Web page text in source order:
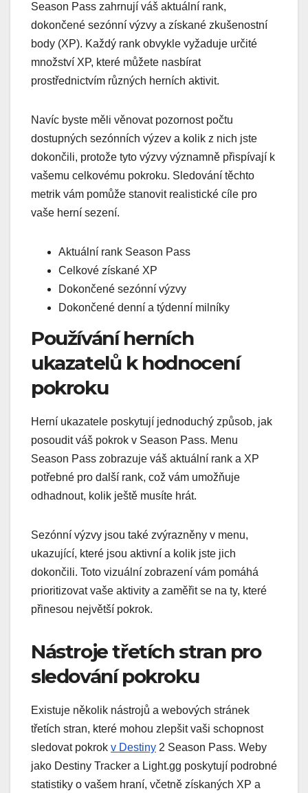
Season Pass zahrnují váš aktuální rank,
dokončené sezónní výzvy a získané zkušenostní
body (XP). Každý rank obvykle vyžaduje určité
množství XP, které můžete nasbírat
prostřednictvím různých herních aktivit.
Navíc byste měli věnovat pozornost počtu
dostupných sezónních výzev a kolik z nich jste
dokončili, protože tyto výzvy významně přispívají k
vašemu celkovému pokroku. Sledování těchto
metrik vám pomůže stanovit realistické cíle pro
vaše herní sezení.
Aktuální rank Season Pass
Celkové získané XP
Dokončené sezónní výzvy
Dokončené denní a týdenní milníky
Používání herních
ukazatelů k hodnocení
pokroku
Herní ukazatele poskytují jednoduchý způsob, jak
posoudit váš pokrok v Season Pass. Menu
Season Pass zobrazuje váš aktuální rank a XP
potřebné pro další rank, což vám umožňuje
odhadnout, kolik ještě musíte hrát.
Sezónní výzvy jsou také zvýrazněny v menu,
ukazující, které jsou aktivní a kolik jste jich
dokončili. Toto vizuální zobrazení vám pomáhá
prioritizovat vaše aktivity a zaměřit se na ty, které
přinesou největší pokrok.
Nástroje třetích stran pro
sledování pokroku
Existuje několik nástrojů a webových stránek
třetích stran, které mohou zlepšit vaši schopnost
sledovat pokrok v Destiny 2 Season Pass. Weby
jako Destiny Tracker a Light.gg poskytují podrobné
statistiky o vašem hraní, včetně získaných XP a